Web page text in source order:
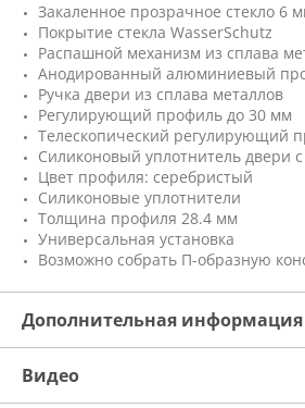
Закаленное прозрачное стекло 6
Покрытие стекла WasserSchutz
Распашной механизм из сплава
Анодированный алюминиевый
Ручка двери из сплава металлов
Регулирующий профиль до 30 мм
Телескопический регулирующий
Силиконовый уплотнитель двери
Цвет профиля: серебристый
Силиконовые уплотнители
Толщина профиля 28.4 мм
Универсальная установка
Возможно собрать П-образную
Дополнительная информация
Видео